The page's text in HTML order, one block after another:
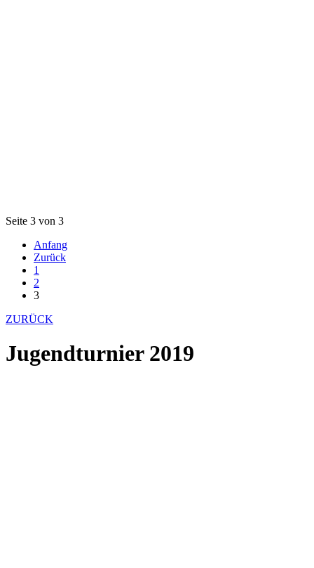
Seite 3 von 3
Anfang
Zurück
1
2
3
ZURÜCK
Jugendturnier 2019